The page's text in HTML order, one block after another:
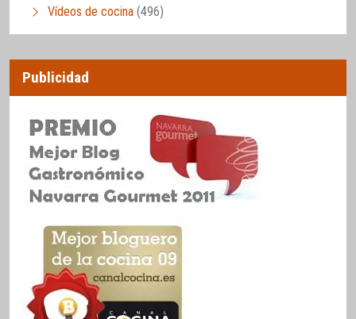
Vídeos de cocina (496)
Publicidad